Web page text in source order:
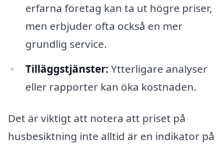
erfarna företag kan ta ut högre priser,
men erbjuder ofta också en mer
grundlig service.
Tilläggstjänster: Ytterligare analyser
eller rapporter kan öka kostnaden.
Det är viktigt att notera att priset på
husbesiktning inte alltid är en indikator på